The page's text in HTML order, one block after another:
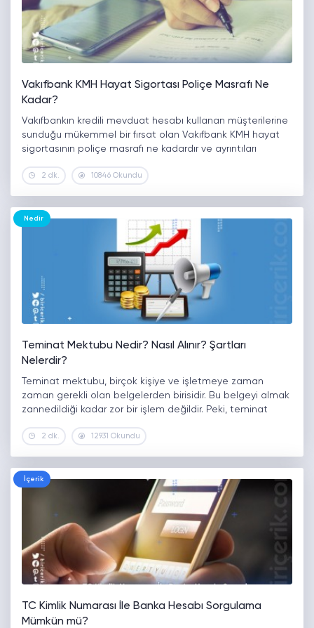
Vakıfbank KMH Hayat Sigortası Poliçe Masrafı Ne
Kadar?
Vakıfbankın kredili mevduat hesabı kullanan müşterilerine
sunduğu mükemmel bir fırsat olan Vakıfbank KMH hayat
sigortasının poliçe masrafı ne kadardır ve ayrıntıları
bankanın kişiye artı para veya ek hesap…
2 dk. 10846 Okundu
Nedir
Teminat Mektubu Nedir? Nasıl Alınır? Şartları
Nelerdir?
Teminat mektubu, birçok kişiye ve işletmeye zaman
zaman gerekli olan belgelerden birisidir. Bu belgeyi almak
zannedildiği kadar zor bir işlem değildir. Peki, teminat
mektubu almak için şartlar nelerdir?…
2 dk. 12931 Okundu
İçerik
TC Kimlik Numarası İle Banka Hesabı Sorgulama
Mümkün mü?